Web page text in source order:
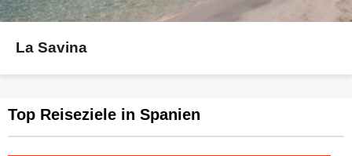
La Savina
Top Reiseziele in Spanien